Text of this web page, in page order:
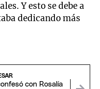
Y esto se debe a
dedicando más
con Rosalía